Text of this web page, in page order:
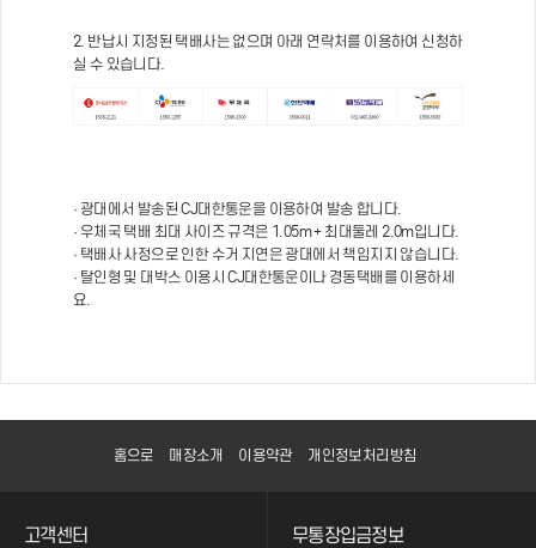
2. 반납시 지정된 택배사는 없으며 아래 연락처를 이용하여 신청하
실 수 있습니다.
· 광대에서 발송된 CJ대한통운을 이용하여 발송 합니다.
· 우체국 택배 최대 사이즈 규격은 1.05m + 최대둘레 2.0m입니다.
· 택배사 사정으로 인한 수거 지연은 광대에서 책임지지 않습니다.
· 탈인형 및 대박스 이용시 CJ대한통운이나 경동택배를 이용하세
요.
홈으로 매장소개 이용약관 개인정보처리방침
고객센터 무통장입금정보